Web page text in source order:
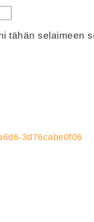
tähän selaimeen